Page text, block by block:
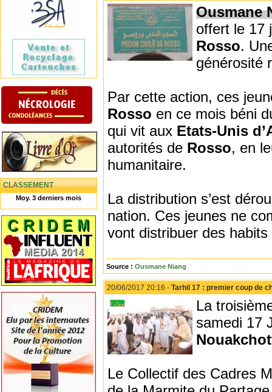
CLASSEMENT
Moy. 3 derniers mois
Ousmane
offert le 17
Rosso.
générosité
Par cette action, ces
Rosso en ce mois béni
qui vit aux Etats-Unis
autorités de Rosso, en
humanitaire.
La distribution s’est
nation. Ces jeunes ne
vont distribuer des
Source : Ousmane Niang
20/06/2017 20:16 - Tarhil 17 : premier coup de
La
samedi 17
Le Collectif des Cadres